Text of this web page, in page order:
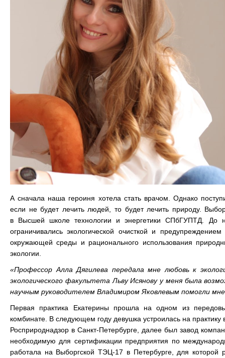
А сначала наша героиня хотела стать врачом. Однако
если не будет лечить людей, то будет лечить природу.
в Высшей школе технологии и энергетики СПбГУПТД. До
ограничивались экологической очисткой и
окружающей среды и рационального использования
экологии.
«Профессор Алла Дягилева передала мне любовь к
экологического факультета Льву Исянову у меня была
научным руководителем Владимиром Яковлевым помогли
Первая практика Екатерины прошла на одном из
комбинате. В следующем году девушка устроилась на
Росприроднадзор в Санкт-Петербурге, далее был завод
необходимую для сертификации предприятия по
работала на Выборгской ТЭЦ-17 в Петербурге, для которой